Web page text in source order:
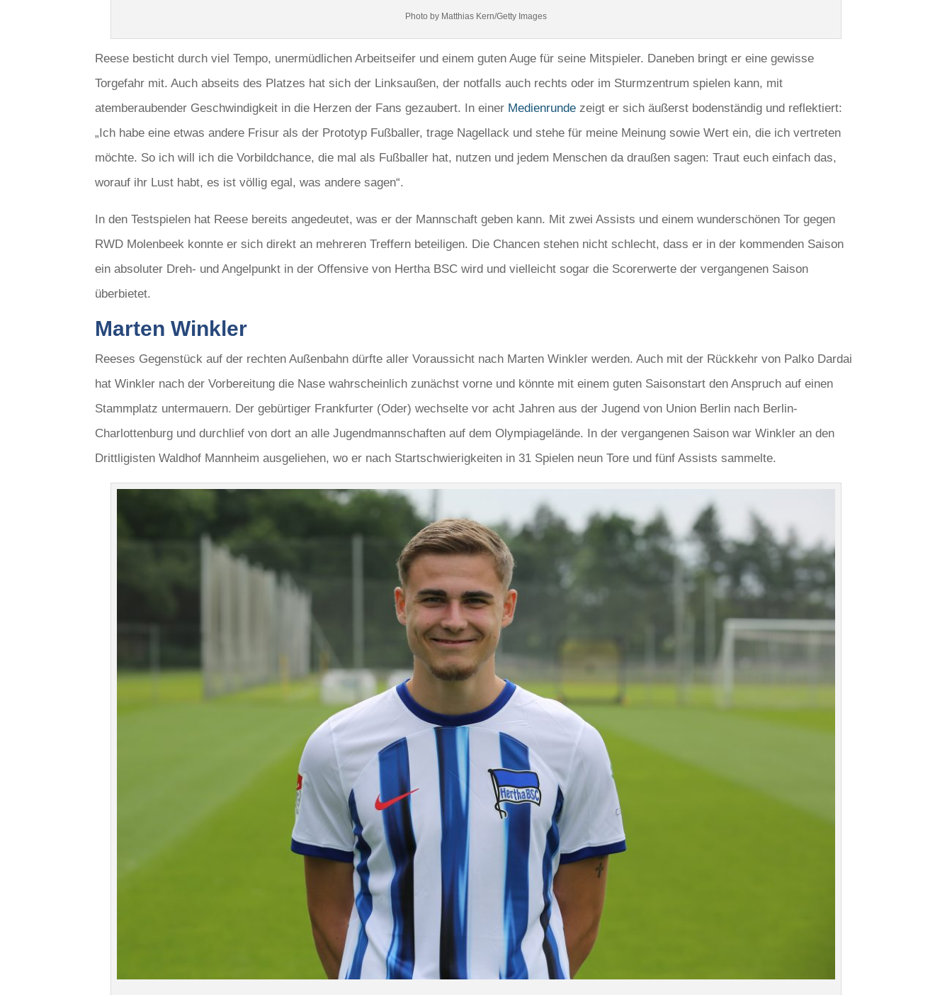
Photo by Matthias Kern/Getty Images
Reese besticht durch viel Tempo, unermüdlichen Arbeitseifer und einem guten Auge für seine Mitspieler. Daneben bringt er eine gewisse
Torgefahr mit. Auch abseits des Platzes hat sich der Linksaußen, der notfalls auch rechts oder im Sturmzentrum spielen kann, mit
atemberaubender Geschwindigkeit in die Herzen der Fans gezaubert. In einer Medienrunde zeigt er sich äußerst bodenständig und reflektiert:
„Ich habe eine etwas andere Frisur als der Prototyp Fußballer, trage Nagellack und stehe für meine Meinung sowie Wert ein, die ich vertreten
möchte. So ich will ich die Vorbildchance, die mal als Fußballer hat, nutzen und jedem Menschen da draußen sagen: Traut euch einfach das,
worauf ihr Lust habt, es ist völlig egal, was andere sagen“.
In den Testspielen hat Reese bereits angedeutet, was er der Mannschaft geben kann. Mit zwei Assists und einem wunderschönen Tor gegen
RWD Molenbeek konnte er sich direkt an mehreren Treffern beteiligen. Die Chancen stehen nicht schlecht, dass er in der kommenden Saison
ein absoluter Dreh- und Angelpunkt in der Offensive von Hertha BSC wird und vielleicht sogar die Scorerwerte der vergangenen Saison
überbietet.
Marten Winkler
Reeses Gegenstück auf der rechten Außenbahn dürfte aller Voraussicht nach Marten Winkler werden. Auch mit der Rückkehr von Palko Dardai
hat Winkler nach der Vorbereitung die Nase wahrscheinlich zunächst vorne und könnte mit einem guten Saisonstart den Anspruch auf einen
Stammplatz untermauern. Der gebürtiger Frankfurter (Oder) wechselte vor acht Jahren aus der Jugend von Union Berlin nach Berlin-
Charlottenburg und durchlief von dort an alle Jugendmannschaften auf dem Olympiagelände. In der vergangenen Saison war Winkler an den
Drittligisten Waldhof Mannheim ausgeliehen, wo er nach Startschwierigkeiten in 31 Spielen neun Tore und fünf Assists sammelte.